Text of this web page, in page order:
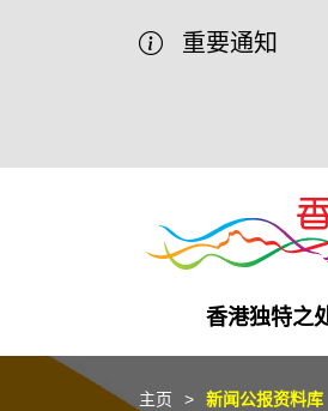
重要通知
香港独特之
商业机遇
盛事之都
在港工作
在港创业
推广香港@中国内
最新资讯
主页 新闻公报资料库